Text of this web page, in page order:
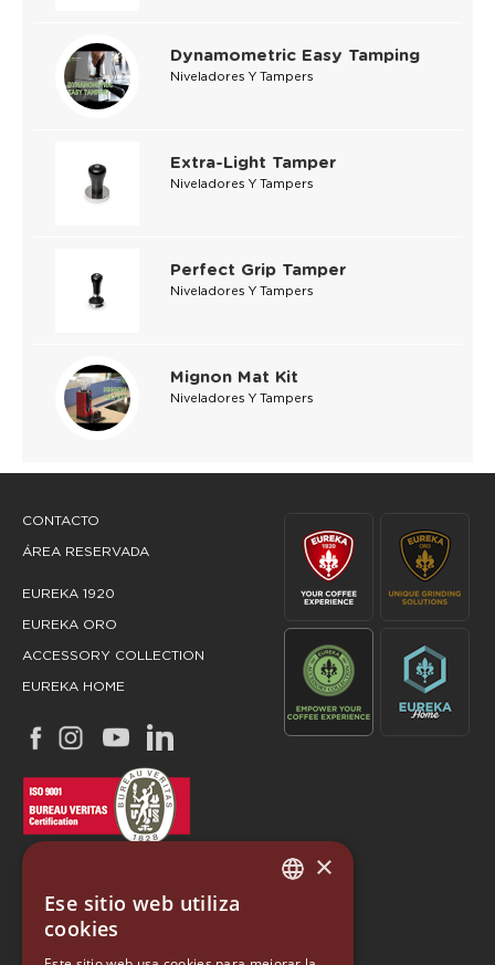
Dynamometric Easy Tamping
Niveladores Y Tampers
Extra-Light Tamper
Niveladores Y Tampers
Perfect Grip Tamper
Niveladores Y Tampers
Mignon Mat Kit
Niveladores Y Tampers
CONTACTO
ÁREA RESERVADA
EUREKA 1920
EUREKA ORO
ACCESSORY COLLECTION
EUREKA HOME
×
Ese sitio web utiliza
cookies